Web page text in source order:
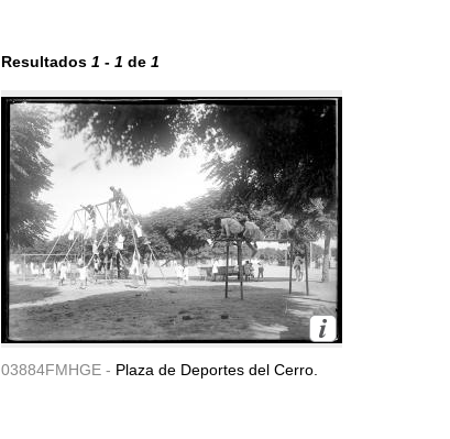
Resultados 1 - 1 de 1
03884FMHGE - Plaza de Deportes del Cerro.